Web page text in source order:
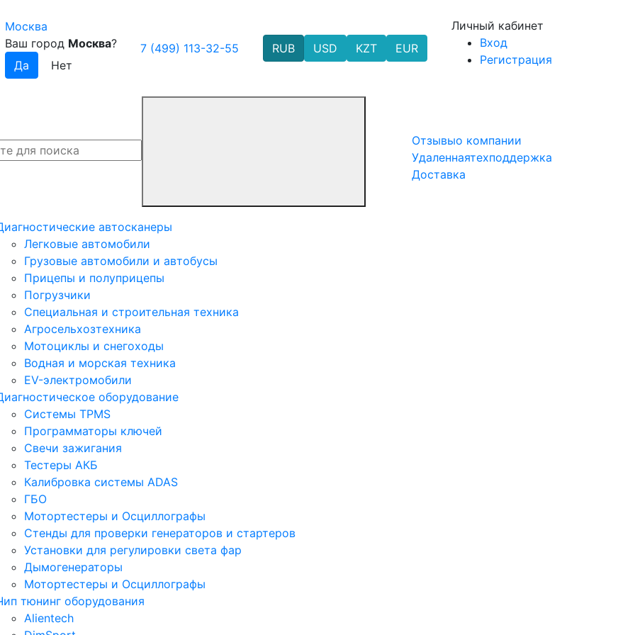
Москва
Ваш город Москва? 7 (499) 113-32-55 RUB USD KZT EUR
Личный кабинет
Вход
Регистрация
Отзывыо компании
Удаленнаятехподдержка
Доставка
автосканеры
Легковые автомобили
Грузовые автомобили и автобусы
Прицепы и полуприцепы
Погрузчики
Специальная и строительная техника
Агросельхозтехника
Мотоциклы и снегоходы
Водная и морская техника
EV-электромобили
оборудование
Системы TPMS
Программаторы ключей
Свечи зажигания
Тестеры АКБ
Калибровка системы ADAS
ГБО
Мотортестеры и Осциллографы
Стенды для проверки генераторов и стартеров
Установки для регулировки света фар
Дымогенераторы
Мотортестеры и Осциллографы
тюнинг оборудования
Alientech